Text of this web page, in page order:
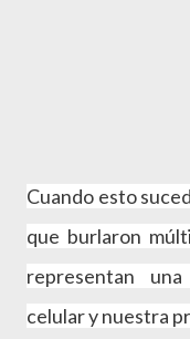
Cuando esto
que burlaron
representan
celular y nuestra